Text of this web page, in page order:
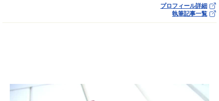
プロフィール詳細
執筆記事一覧